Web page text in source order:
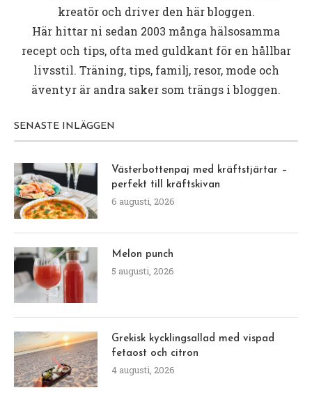
kreatör och driver den här bloggen.
Här hittar ni sedan 2003 många hälsosamma
recept och tips, ofta med guldkant för en hållbar
livsstil. Träning, tips, familj, resor, mode och
äventyr är andra saker som trängs i bloggen.
SENASTE INLÄGGEN
Västerbottenpaj med kräftstjärtar –
perfekt till kräftskivan
6 augusti, 2026
Melon punch
5 augusti, 2026
Grekisk kycklingsallad med vispad
fetaost och citron
4 augusti, 2026